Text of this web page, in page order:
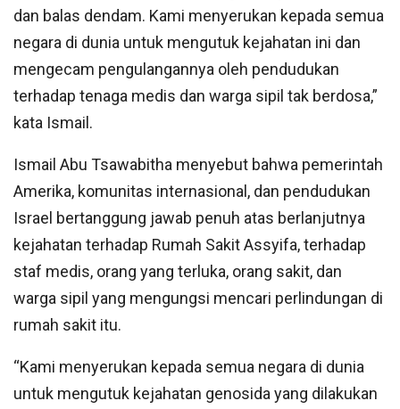
dan balas dendam. Kami menyerukan kepada semua
negara di dunia untuk mengutuk kejahatan ini dan
mengecam pengulangannya oleh pendudukan
terhadap tenaga medis dan warga sipil tak berdosa,”
kata Ismail.
Ismail Abu Tsawabitha menyebut bahwa pemerintah
Amerika, komunitas internasional, dan pendudukan
Israel bertanggung jawab penuh atas berlanjutnya
kejahatan terhadap Rumah Sakit Assyifa, terhadap
staf medis, orang yang terluka, orang sakit, dan
warga sipil yang mengungsi mencari perlindungan di
rumah sakit itu.
“Kami menyerukan kepada semua negara di dunia
untuk mengutuk kejahatan genosida yang dilakukan